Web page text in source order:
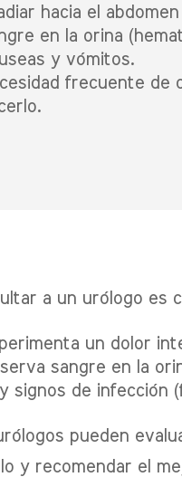
hacia el
en la orina
y vómitos.
frecuente de
a un urólogo es
un dolor
sangre en la
signos de infección
pueden
y recomendar el